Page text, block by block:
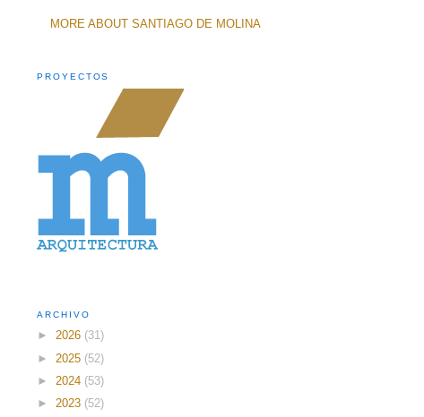
MORE ABOUT SANTIAGO DE MOLINA
PROYECTOS
ARCHIVO
►2026 (31)
► 2025 (52)
► 2024 (53)
►2023 (52)